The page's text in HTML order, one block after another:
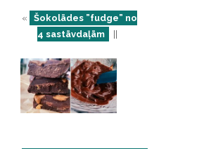
«
Šokolādes ”fudge” no
4 sastāvdaļām